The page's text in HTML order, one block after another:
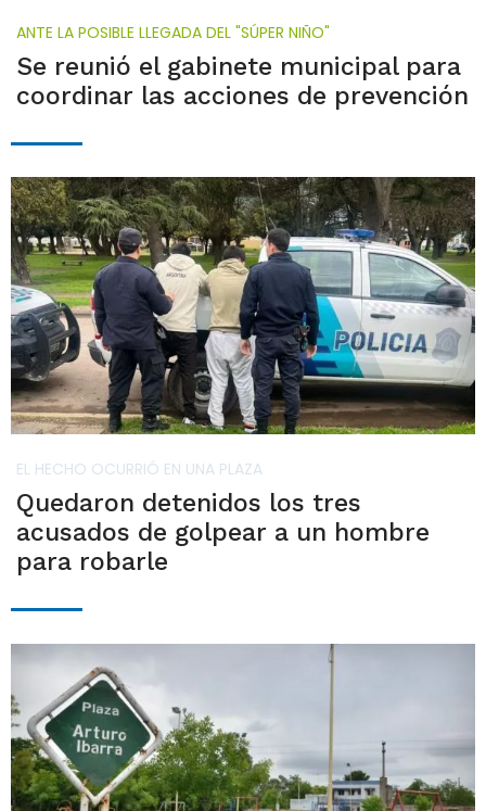
ANTE LA POSIBLE LLEGADA DEL "SÚPER NIÑO"
Se reunió el gabinete municipal para
coordinar las acciones de prevención
EL HECHO OCURRIÓ EN UNA PLAZA
Quedaron detenidos los tres
acusados de golpear a un hombre
para robarle